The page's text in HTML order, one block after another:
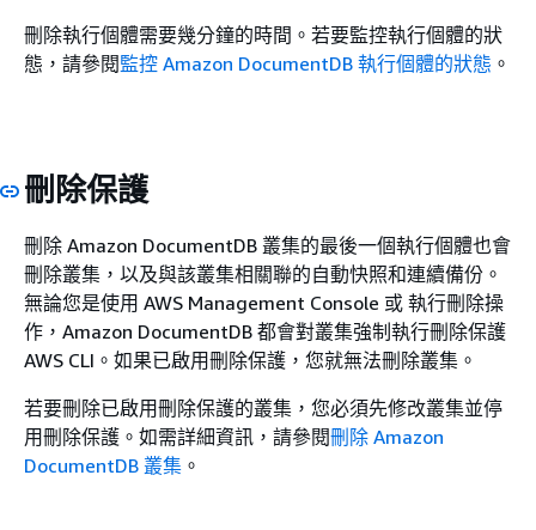
刪除執行個體需要幾分鐘的時間。若要監控執行個體的狀
態，請參閱監控 Amazon DocumentDB 執行個體的狀態 。
刪除保護
刪除 Amazon DocumentDB 叢集的最後一個執行個體也會
刪除叢集，以及與該叢集相關聯的自動快照和連續備份。
無論您是使用 AWS Management Console 或 執行刪除操
作，Amazon DocumentDB 都會對叢集強制執行刪除保護
AWS CLI。如果已啟用刪除保護，您就無法刪除叢集。
若要刪除已啟用刪除保護的叢集，您必須先修改叢集並停
用刪除保護。如需詳細資訊，請參閱刪除 Amazon
DocumentDB 叢集 。